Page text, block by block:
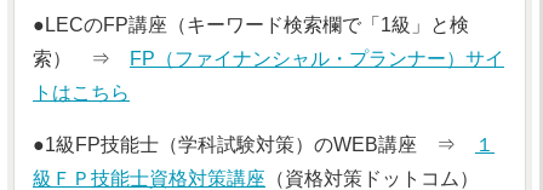
●LECのFP講座（キーワード検索欄で「1級」と検
索） ⇒
FP（ファイナンシャル・プランナー）サイ
トはこちら
●1級FP技能士（学科試験対策）のWEB講座 ⇒
１
級ＦＰ技能士資格対策講座 （資格対策ドットコム）